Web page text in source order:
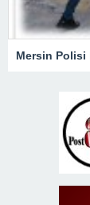
Mersin Polisi